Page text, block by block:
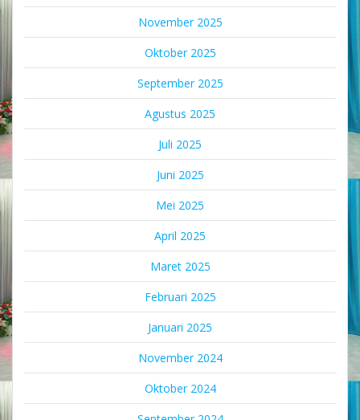
November 2025
Oktober 2025
September 2025
Agustus 2025
Juli 2025
Juni 2025
Mei 2025
April 2025
Maret 2025
Februari 2025
Januari 2025
November 2024
Oktober 2024